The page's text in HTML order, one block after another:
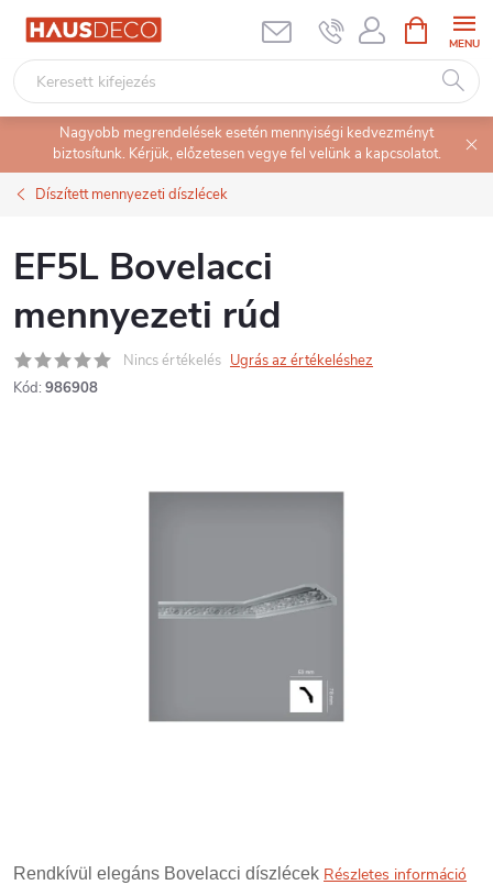
Ugrás
tartalomhoz
KOSÁR
Nagyobb megrendelések esetén mennyiségi kedvezményt
biztosítunk. Kérjük, előzetesen vegye fel velünk a kapcsolatot.
Díszített mennyezeti díszlécek
EF5L Bovelacci
mennyezeti rúd
Nincs értékelés Ugrás az értékeléshez
Kód: 986908
Rendkívül elegáns Bovelacci díszlécek Részletes információ